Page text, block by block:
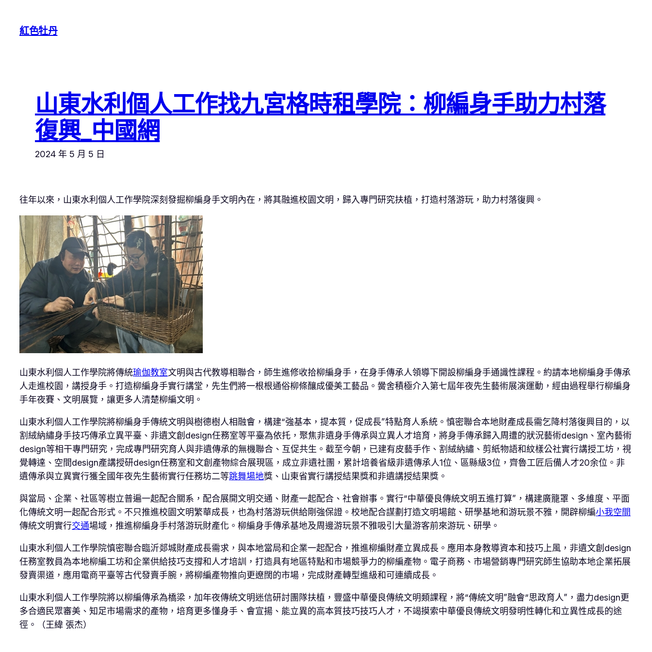
紅色牡丹
山東水利個人工作找九宮格時租學院：柳編身手助力村落
復興_中國網
2024 年 5 月 5 日
往年以來，山東水利個人工作學院深刻發掘柳編身手文明內在，將其融進校園文明，歸入專門研究扶植，打造村落游玩，助力村落復興。
山東水利個人工作學院將傳統瑜伽教室文明與古代教導相聯合，師生進修收拾柳編身手，在身手傳承人領導下開設柳編身手通識性課程。約請本地柳編身手傳承
人走進校園，講授身手。打造柳編身手實行講堂，先生們將一根根通俗柳條釀成優美工藝品。黌舍積極介入第七屆年夜先生藝術展演運動，經由過程舉行柳編身
手年夜賽、文明展覽，讓更多人清楚柳編文明。
山東水利個人工作學院將柳編身手傳統文明與樹德樹人相融會，構建“強基本，提本質，促成長”特點育人系統。慎密聯合本地財產成長需乞降村落復興目的，以
割絨納繡身手技巧傳承立異平臺、非遺文創design任務室等平臺為依托，聚焦非遺身手傳承與立異人才培育，將身手傳承歸入周遭的狀況藝術design、室內藝術
design等相干專門研究，完成專門研究育人與非遺傳承的無機聯合、互促共生。截至今朝，已建有皮藝手作、割絨納繡、剪紙物語和紋樣公社實行講授工坊，視
覺轉達、空間design產講授研design任務室和文創產物綜合展現區，成立非遺社團，累計培養省級非遺傳承人1位、區縣級3位，齊魯工匠后備人才20余位。非
遺傳承與立異實行獲全國年夜先生藝術實行任務坊二等跳舞場地獎、山東省實行講授結果獎和非遺講授結果獎。
與當局、企業、社區等樹立普遍一起配合關系，配合展開文明交通、財產一起配合、社會辦事。實行“中華優良傳統文明五進打算”，構建廣籠罩、多維度、平面
化傳統文明一起配合形式。不只推進校園文明繁華成長，也為村落游玩供給剛強保證。校地配合謀劃打造文明場館、研學基地和游玩景不雅，開辟柳編小我空間
傳統文明實行交通場域，推進柳編身手村落游玩財產化。柳編身手傳承基地及周邊游玩景不雅吸引大量游客前來游玩、研學。
山東水利個人工作學院慎密聯合臨沂郯城財產成長需求，與本地當局和企業一起配合，推進柳編財產立異成長。應用本身教導資本和技巧上風，非遺文創design
任務室教員為本地柳編工坊和企業供給技巧支撐和人才培訓，打造具有地區特點和市場競爭力的柳編產物。電子商務、市場營銷專門研究師生協助本地企業拓展
發賣渠道，應用電商平臺等古代發賣手腕，將柳編產物推向更遼闊的市場，完成財產轉型進級和可連續成長。
山東水利個人工作學院將以柳編傳承為橋梁，加年夜傳統文明迷信研討團隊扶植，豐盛中華優良傳統文明類課程，將“傳統文明”融會“思政育人”，盡力design更
多合適民眾審美、知足市場需求的產物，培育更多懂身手、會宣揚、能立異的高本質技巧技巧人才，不竭摸索中華優良傳統文明發明性轉化和立異性成長的途
徑。（王緯 張杰）